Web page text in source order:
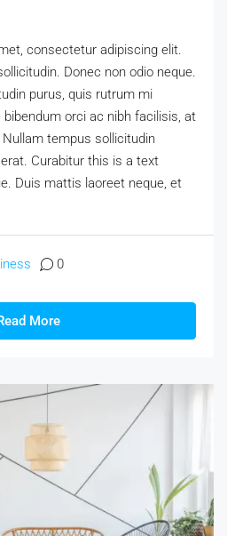
consectetur adipiscing elit.
Donec non odio neque.
purus, quis rutrum mi
orci ac nibh facilisis, at
tempus sollicitudin
Curabitur this is a text
Duis mattis laoreet neque, et
0
More